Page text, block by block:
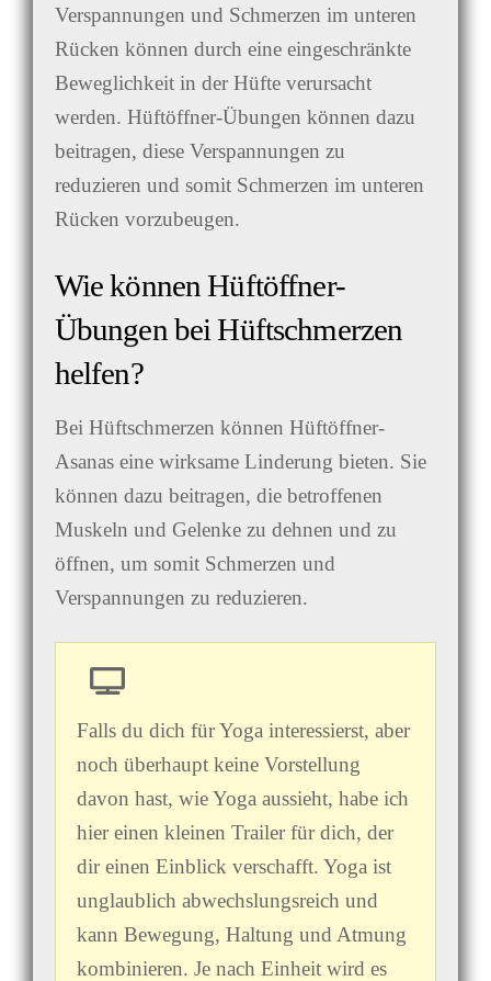
Verspannungen und Schmerzen im unteren
Rücken können durch eine eingeschränkte
Beweglichkeit in der Hüfte verursacht
werden. Hüftöffner-Übungen können dazu
beitragen, diese Verspannungen zu
reduzieren und somit Schmerzen im unteren
Rücken vorzubeugen.
Wie können Hüftöffner-
Übungen bei Hüftschmerzen
helfen?
Bei Hüftschmerzen können Hüftöffner-
Asanas eine wirksame Linderung bieten. Sie
können dazu beitragen, die betroffenen
Muskeln und Gelenke zu dehnen und zu
öffnen, um somit Schmerzen und
Verspannungen zu reduzieren.
Falls du dich für Yoga interessierst, aber
noch überhaupt keine Vorstellung
davon hast, wie Yoga aussieht, habe ich
hier einen kleinen Trailer für dich, der
dir einen Einblick verschafft. Yoga ist
unglaublich abwechslungsreich und
kann Bewegung, Haltung und Atmung
kombinieren. Je nach Einheit wird es